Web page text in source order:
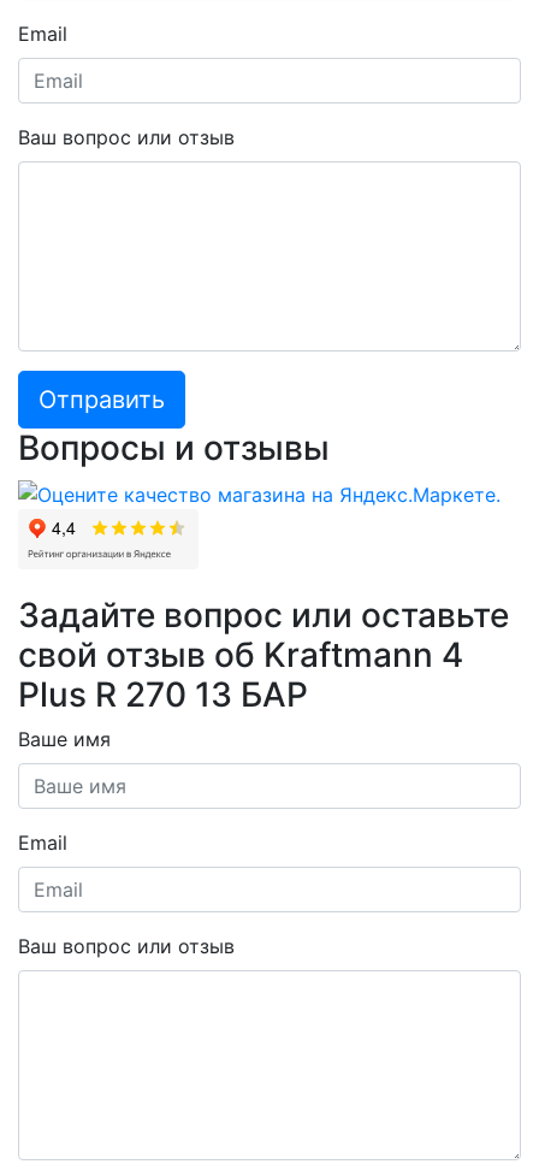
Email
Ваш вопрос или отзыв
Отправить
Вопросы и отзывы
Задайте вопрос или оставьте
свой отзыв об Kraftmann 4
Plus R 270 13 БАР
Ваше имя
Email
Ваш вопрос или отзыв